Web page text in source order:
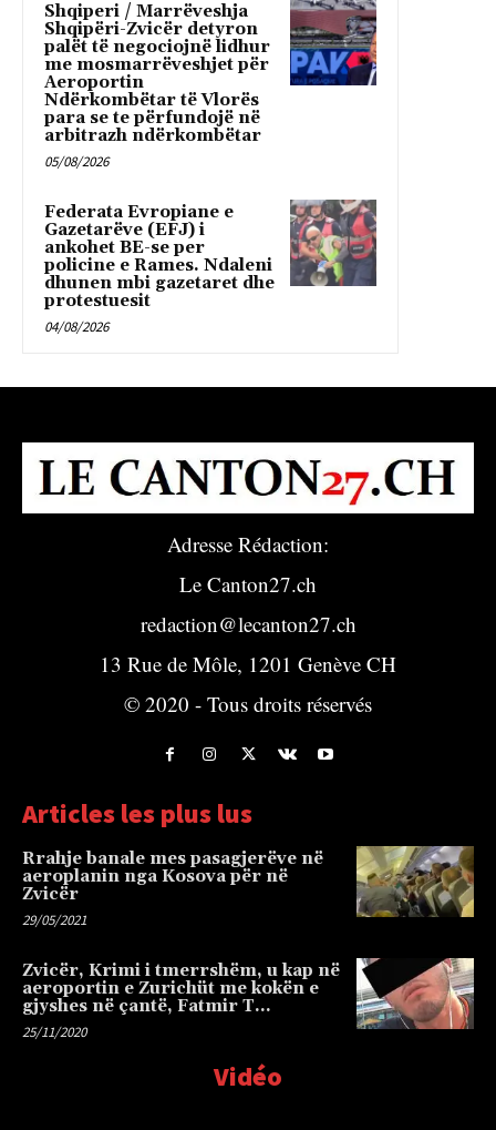
Shqiperi / Marrëveshja
Shqipëri-Zvicër detyron
palët të negociojnë lidhur
me mosmarrëveshjet për
Aeroportin
Ndërkombëtar të Vlorës
para se te përfundojë në
arbitrazh ndërkombëtar
05/08/2026
Federata Evropiane e
Gazetarëve (EFJ) i
ankohet BE-se per
policine e Rames. Ndaleni
dhunen mbi gazetaret dhe
protestuesit
04/08/2026
Adresse Rédaction:
Le Canton27.ch
redaction@lecanton27.ch
13 Rue de Môle, 1201 Genève CH
© 2020 - Tous droits réservés
Articles les plus lus
Rrahje banale mes pasagjerëve në
aeroplanin nga Kosova për në
Zvicër
29/05/2021
Zvicër, Krimi i tmerrshëm, u kap në
aeroportin e Zurichüt me kokën e
gjyshes në çantë, Fatmir T…
25/11/2020
Vidéo